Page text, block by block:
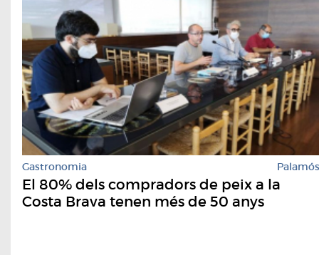
Gastronomia Palamós
El 80% dels compradors de peix a la
Costa Brava tenen més de 50 anys